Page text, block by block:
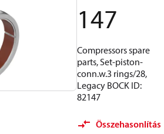
147
Compressors spare
parts, Set-piston-
conn.w.3 rings/28,
Legacy BOCK ID:
82147
Összehasonlítás